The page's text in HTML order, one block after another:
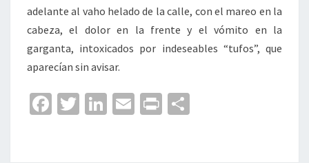
adelante al vaho helado de la calle, con el mareo en la
cabeza, el dolor en la frente y el vómito en la
garganta, intoxicados por indeseables “tufos”, que
aparecían sin avisar.
Fa T
Li
E
Pr